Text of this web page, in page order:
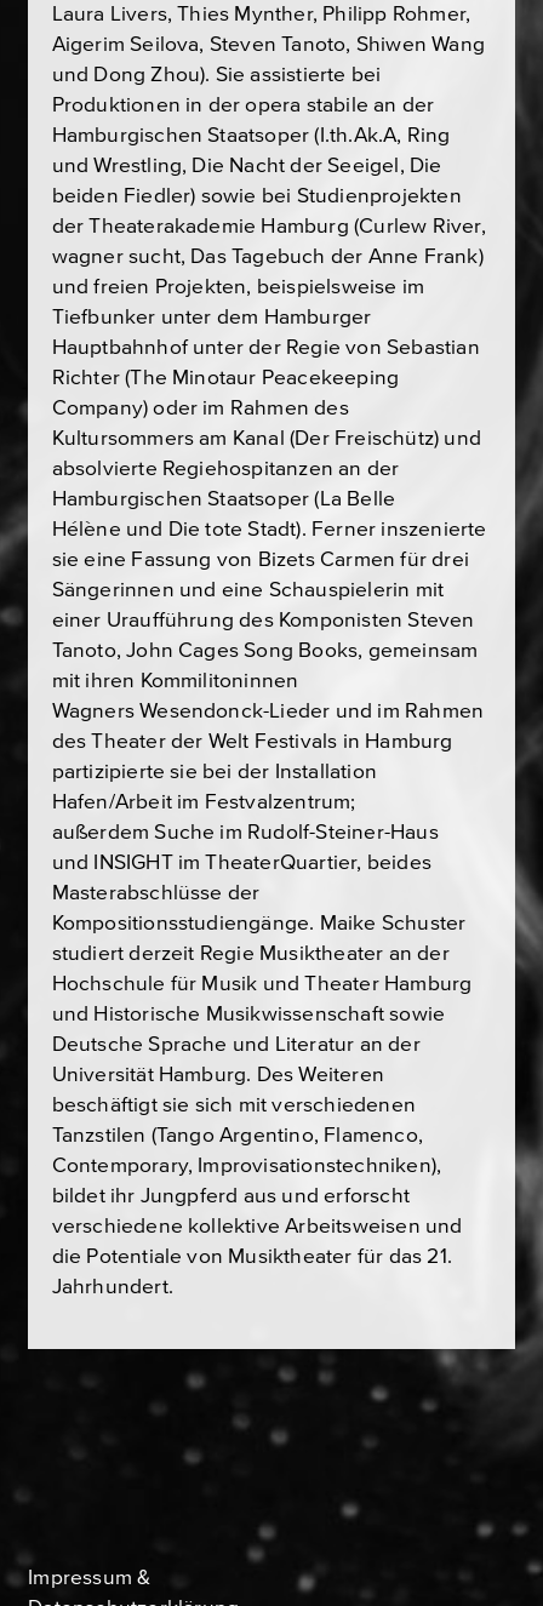
Laura Livers, Thies Mynther, Philipp Rohmer,
Aigerim Seilova, Steven Tanoto, Shiwen Wang
und Dong Zhou). Sie assistierte bei
Produktionen in der opera stabile an der
Hamburgischen Staatsoper (I.th.Ak.A, Ring
und Wrestling, Die Nacht der Seeigel, Die
beiden Fiedler) sowie bei Studienprojekten
der Theaterakademie Hamburg (Curlew River,
wagner sucht, Das Tagebuch der Anne Frank)
und freien Projekten, beispielsweise im
Tiefbunker unter dem Hamburger
Hauptbahnhof unter der Regie von Sebastian
Richter (The Minotaur Peacekeeping
Company) oder im Rahmen des
Kultursommers am Kanal (Der Freischütz) und
absolvierte Regiehospitanzen an der
Hamburgischen Staatsoper (La Belle
Hélène und Die tote Stadt). Ferner inszenierte
sie eine Fassung von Bizets Carmen für drei
Sängerinnen und eine Schauspielerin mit
einer Uraufführung des Komponisten Steven
Tanoto, John Cages Song Books, gemeinsam
mit ihren Kommilitoninnen
Wagners Wesendonck-Lieder und im Rahmen
des Theater der Welt Festivals in Hamburg
partizipierte sie bei der Installation
Hafen/Arbeit im Festvalzentrum;
außerdem Suche im Rudolf-Steiner-Haus
und INSIGHT im TheaterQuartier, beides
Masterabschlüsse der
Kompositionsstudiengänge. Maike Schuster
studiert derzeit Regie Musiktheater an der
Hochschule für Musik und Theater Hamburg
und Historische Musikwissenschaft sowie
Deutsche Sprache und Literatur an der
Universität Hamburg. Des Weiteren
beschäftigt sie sich mit verschiedenen
Tanzstilen (Tango Argentino, Flamenco,
Contemporary, Improvisationstechniken),
bildet ihr Jungpferd aus und erforscht
verschiedene kollektive Arbeitsweisen und
die Potentiale von Musiktheater für das 21.
Jahrhundert.
Impressum &